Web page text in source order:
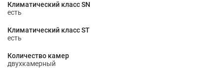
Климатический класс SN
есть
Климатический класс ST
есть
Количество камер
двухкамерный